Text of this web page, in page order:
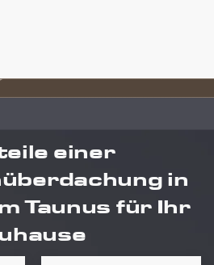
einer
in
Taunus für Ihr